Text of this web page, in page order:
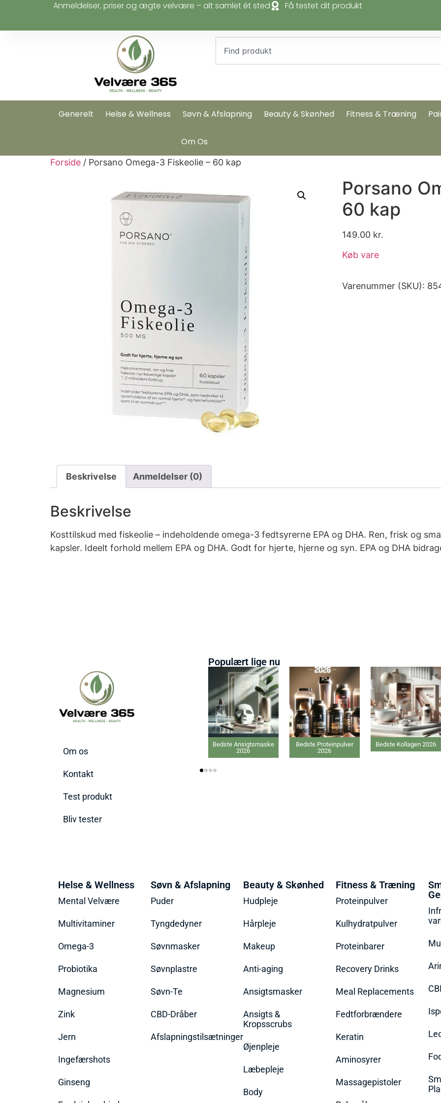
Anmeldelser, priser og ægte velvære – alt samlet ét sted Få testet dit produkt
Generelt Helse & Wellness Søvn & Afslapning Beauty & Skønhed Fitness & Træning
Om Os
Forside / Porsano Omega-3 Fiskeolie – 60 kap
Porsano
60 kap
149.00 kr.
Køb vare
Varenummer (SKU):
Beskrivelse Anmeldelser (0)
Beskrivelse
Kosttilskud med fiskeolie – indeholdende omega-3 fedtsyrerne EPA og DHA. Ren, frisk og
kapsler. Ideelt forhold mellem EPA og DHA. Godt for hjerte, hjerne og syn. EPA og DHA
Om os
Kontakt
Test produkt
Bliv tester
Populært lige nu
Bedste Proteinpulver
2026
Bedste Kollagen 2026
Bedste IPL
2026
Helse & Wellness
Mental Velvære
Multivitaminer
Omega-3
Probiotika
Magnesium
Zink
Jern
Ingefærshots
Ginseng
Søvn & Afslapning
Puder
Tyngdedyner
Søvnmasker
Søvnplastre
Søvn-Te
CBD-Dråber
Afslapningstilsætninger
Beauty & Skønhed
Hudpleje
Hårpleje
Makeup
Anti-aging
Ansigtsmasker
Ansigts &
Kropsscrubs
Øjenpleje
Læbepleje
Body
Fitness & Træning
Proteinpulver
Kulhydratpulver
Proteinbarer
Recovery Drinks
Meal Replacements
Fedtforbrændere
Keratin
Aminosyrer
Massagepistoler